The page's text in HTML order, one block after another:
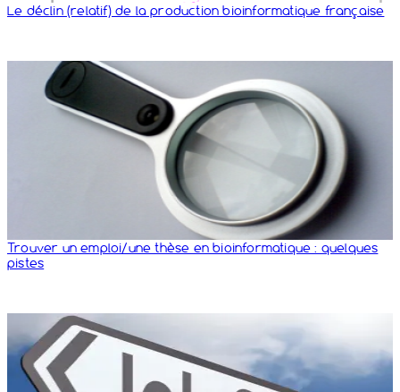
Le déclin (relatif) de la production bioinformatique française
Trouver un emploi/​une thèse en bioinformatique : quelques
pistes